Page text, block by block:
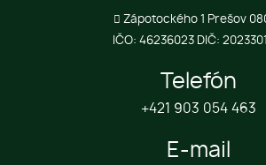
Zápotockého 1 Prešov
IČO: 46236023 DIČ:
Telefón
+421 903 054 463
E-mail